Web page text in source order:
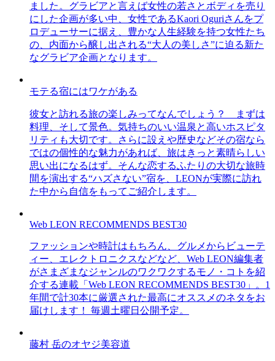
ました。グラビアと言えば女性の若さとボディを売り
にした企画が多い中、女性であるKaori Oguriさんをプ
ロデューサーに据え、豊かな人生経験を持つ女性たち
の、内面から醸し出される“大人の美しさ”に迫る新た
なグラビア企画となります。
モテる宿にはワケがある
彼女と訪れる旅の楽しみってなんでしょう？ まずは
料理、そして景色。気持ちのいい温泉と高いホスピタ
リティも大切です。さらに設えや歴史などその宿なら
ではの個性的な魅力があれば、旅はきっと素晴らしい
思い出になるはず。そんな恋するふたりの大切な旅時
間を演出する“ハズさない”宿を、LEONが実際に訪れ
た中から自信をもってご紹介します。
Web LEON RECOMMENDS BEST30
ファッションや時計はもちろん、グルメからビューテ
ィー、エレクトロニクスなどなど、Web LEON編集者
がさまざまなジャンルのワクワクするモノ・コトを紹
介する連載「Web LEON RECOMMENDS BEST30」。1
年間で計30本に厳選された最高にオススメのネタをお
届けします！ 毎週土曜日公開予定。
藤村 岳のオヤジ美容道